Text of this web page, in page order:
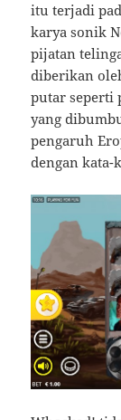
itu terjadi
karya sonik
pijatan
diberikan
putar seperti
yang
pengaruh
dengan kata-